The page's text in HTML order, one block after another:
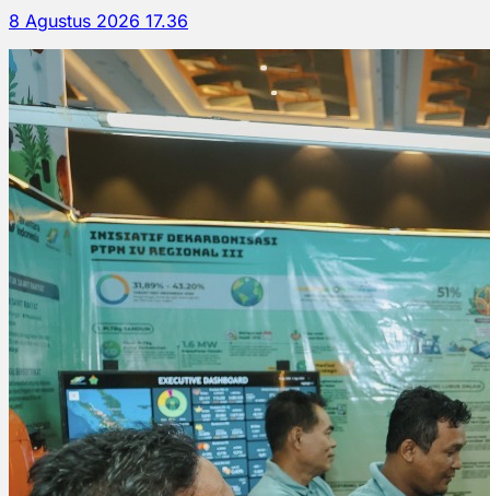
8 Agustus 2026 17.36